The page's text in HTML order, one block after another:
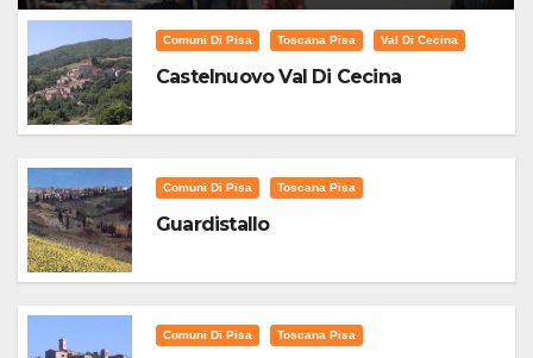
Comuni Di Pisa Toscana Pisa Val Di Cecina
Castelnuovo Val Di Cecina
Comuni Di Pisa Toscana Pisa
Guardistallo
Comuni Di Pisa Toscana Pisa